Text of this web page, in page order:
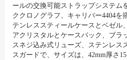
ールの交換可能ストラップシステム
ククロノグラフ、キャリバー4404を
テンレススティールケースとベゼル
アクリスタルとケースバック、ブラ
スネジ込み式リューズ、ステンレス
スガードで、サイズは、42mm厚さ